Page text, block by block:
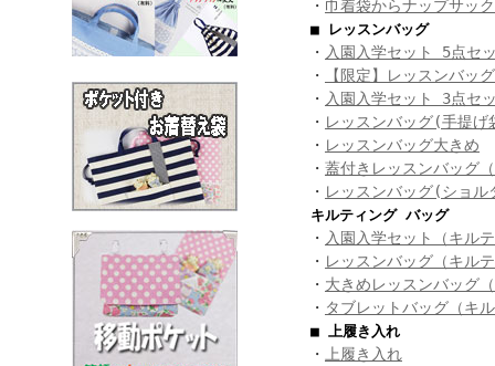
・ 巾着袋からナップサッ
■ レッスンバッグ
・ 入園入学セット 5点セ
・
【限定】レッスンバッ
・ 入園入学セット 3点セ
・ レッスンバッグ(手提げ
・ レッスンバッグ大きめ
・ 蓋付きレッスンバッグ
・ レッスンバッグ(ショル
キルティング バッグ
・ 入園入学セット（キル
・ レッスンバッグ（キル
・ 大きめレッスンバッグ
・ タブレットバッグ（キ
■ 上履き入れ
・ 上履き入れ